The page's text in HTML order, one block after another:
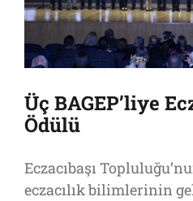
Üç BAGEP’liye
Ödülü
Eczacıbaşı
eczacılık bilimlerinin